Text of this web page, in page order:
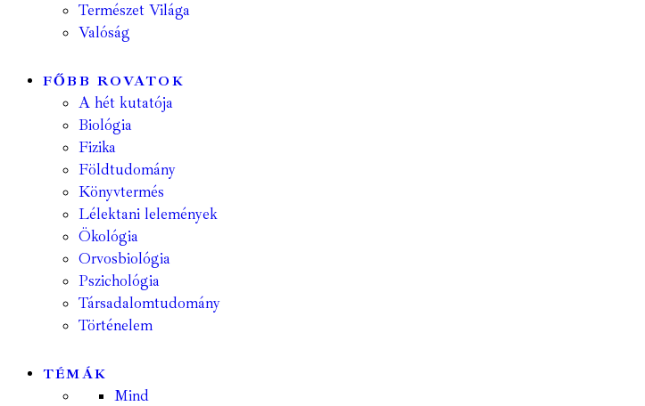
Természet Világa
Valóság
FŐBB ROVATOK
A hét kutatója
Biológia
Fizika
Földtudomány
Könyvtermés
Lélektani lelemények
Ökológia
Orvosbiológia
Pszichológia
Társadalomtudomány
Történelem
TÉMÁK
Mind